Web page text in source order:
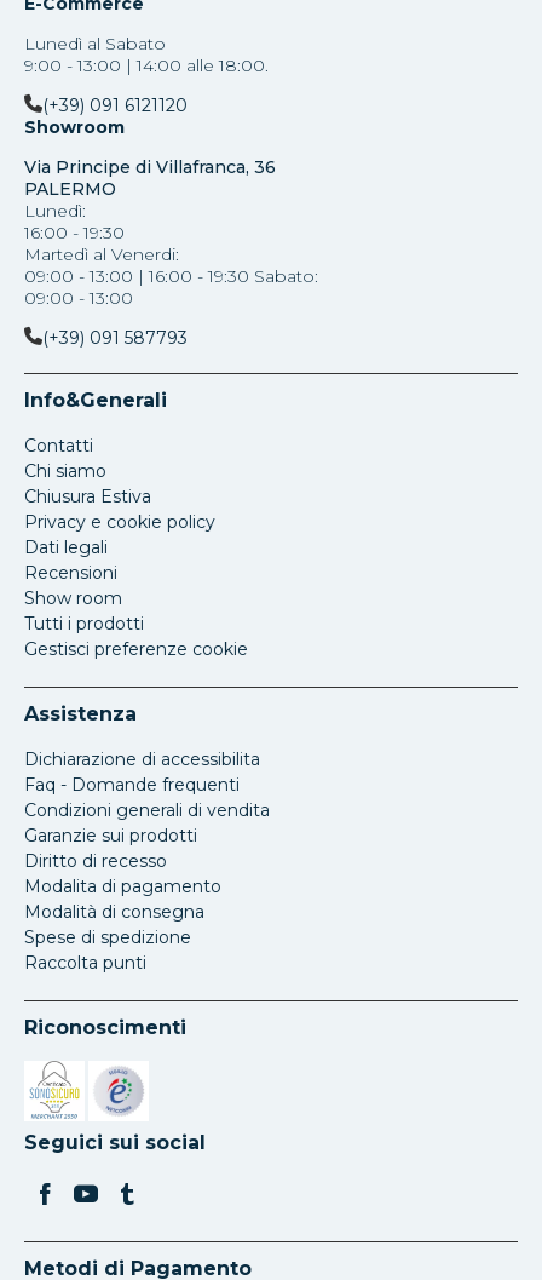
Lunedì al Sabato
9:00 - 13:00 | 14:00 alle 18:00.
(+39) 091 6121120
Showroom
Via Principe di Villafranca, 36
PALERMO
Lunedì:
16:00 - 19:30
Martedì al Venerdi:
09:00 - 13:00 | 16:00 - 19:30 Sabato:
09:00 - 13:00
(+39) 091 587793
Info&Generali
Contatti
Chi siamo
Chiusura Estiva
Privacy e cookie policy
Dati legali
Recensioni
Show room
Tutti i prodotti
Gestisci preferenze cookie
Assistenza
Dichiarazione di accessibilita
Faq - Domande frequenti
Condizioni generali di vendita
Garanzie sui prodotti
Diritto di recesso
Modalita di pagamento
Modalità di consegna
Spese di spedizione
Raccolta punti
Riconoscimenti
Si apre in una nuova scheda
Si apre in una nuova scheda
Seguici sui social
Metodi di Pagamento